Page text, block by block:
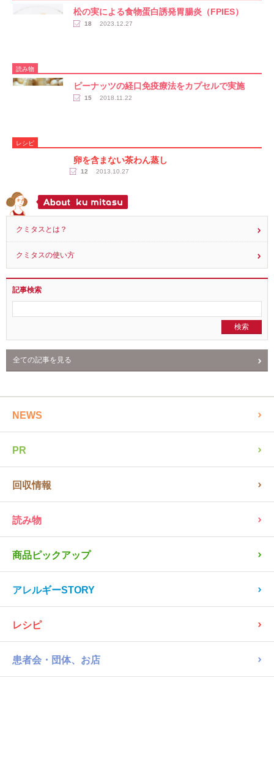
松の実による食物蛋白誘発胃腸炎（FPIES）
18 2023.12.27
読み物
ピーナッツの経口免疫療法をカプセルで実施
15 2018.11.22
レシピ
卵を含まない茶わん蒸し
12 2013.10.27
クミタスとは？
クミタスの使い方
記事検索